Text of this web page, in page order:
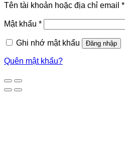
Tên tài khoản hoặc địa chỉ email *
Mật khẩu *
Ghi nhớ mật khẩu Đăng nhập
Quên mật khẩu?